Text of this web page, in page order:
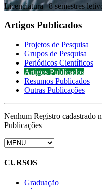
Licenciatura |8 semestres
Artigos Publicados
Projetos de Pesquisa
Grupos de Pesquisa
Periódicos Científicos
Artigos Publicados
Resumos Publicados
Outras Publicações
Nenhum Registro cadastrado
Publicações
CURSOS
Graduação